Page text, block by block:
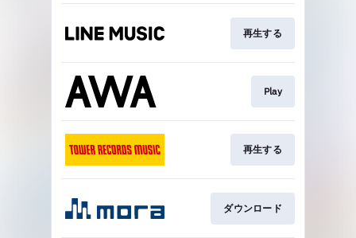
再生する
Play
再生する
ダウンロード